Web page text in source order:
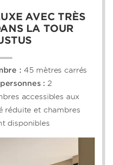
un coin-repas et un
fumeurs et
AVEC TRÈS
LA TOUR
: 45 mètres carrés
: 2
accessibles aux
réduite et chambres
disponibles